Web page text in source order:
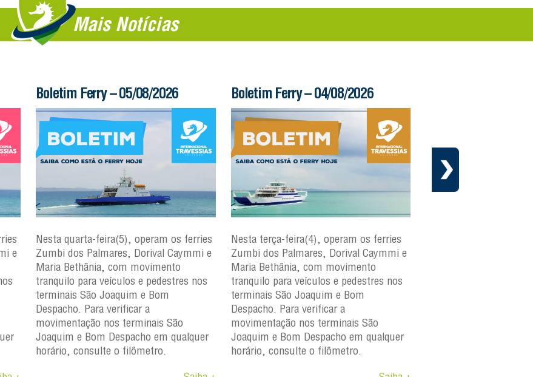
Mais Notícias
e
Boletim Ferry – 05/08/2026
Nesta quarta-feira(5), operam os ferries
Zumbi dos Palmares, Dorival Caymmi e
Maria Bethânia, com movimento
tranquilo para veículos e pedestres nos
terminais São Joaquim e Bom
Despacho. Para verificar a
movimentação nos terminais São
Joaquim e Bom Despacho em qualquer
horário, consulte o filômetro.
Boletim Ferry – 04/08/2026
Nesta terça-feira(4), operam os ferries
Zumbi dos Palmares, Dorival Caymmi e
Maria Bethânia, com movimento
tranquilo para veículos e pedestres nos
terminais São Joaquim e Bom
Despacho. Para verificar a
movimentação nos terminais São
Joaquim e Bom Despacho em qualquer
horário, consulte o filômetro.